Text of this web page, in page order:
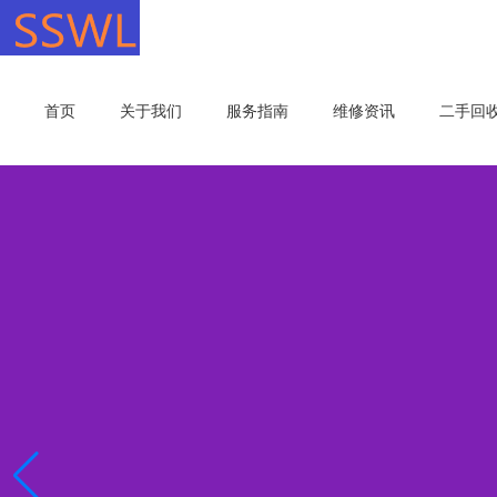
首页 关于我们 服务指南 维修资讯 二手回